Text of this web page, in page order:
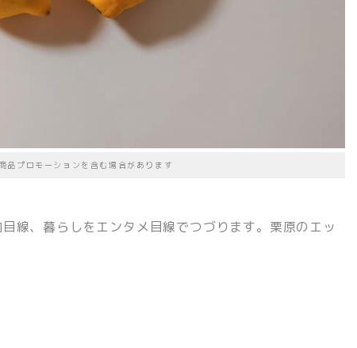
品プロモーションを含む場合があります
線、暮らしをエンタメ目線でつづります。栗原のエッ